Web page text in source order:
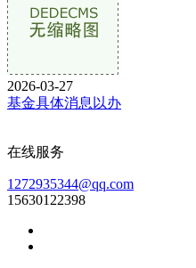
2026-03-27
基金具体消息以办
在线服务
1272935344@qq.com
15630122398